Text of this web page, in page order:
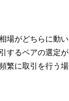
場がどちらに動い
するペアの選定が
繁に取引を行う場